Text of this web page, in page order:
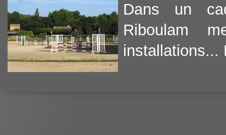
Dans un
Riboulam
installations...